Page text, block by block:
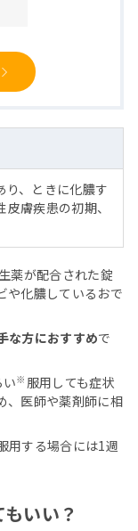
り、ときに化膿す
膚疾患の初期、
薬が配合された錠
や化膿しているおで
な方におすすめで
※ 服用しても症状
、医師や薬剤師に相
用する場合には1週
いい？